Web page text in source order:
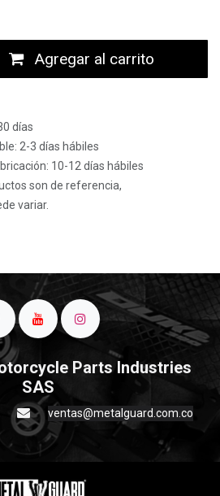
Agregar al carrito
días
2-3 días hábiles
10-12 días hábiles
son de referencia,
variar.
Parts Industries
SAS
ventas@metalguard.com.co